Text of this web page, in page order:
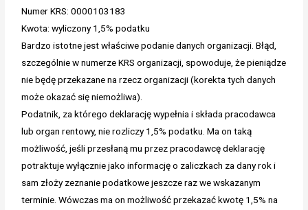
Numer KRS: 0000103183
Kwota: wyliczony 1,5% podatku
Bardzo istotne jest właściwe podanie danych organizacji. Błąd,
szczególnie w numerze KRS organizacji, spowoduje, że pieniądze
nie będę przekazane na rzecz organizacji (korekta tych danych
może okazać się niemożliwa).
Podatnik, za którego deklarację wypełnia i składa pracodawca
lub organ rentowy, nie rozliczy 1,5% podatku. Ma on taką
możliwość, jeśli przesłaną mu przez pracodawcę deklarację
potraktuje wyłącznie jako informację o zaliczkach za dany rok i
sam złoży zeznanie podatkowe jeszcze raz we wskazanym
terminie. Wówczas ma on możliwość przekazać kwotę 1,5% na